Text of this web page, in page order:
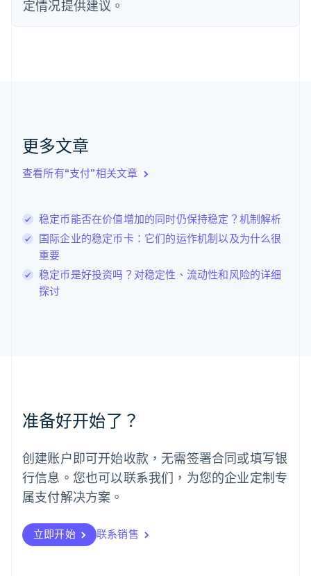
定情况提供建议。
更多文章
查看所有“支付”相关文章
稳定币能否在价值增加的同时仍保持稳定？机制解析
国际企业的稳定币卡：它们的运作机制以及为什么很
重要
稳定币是好投资吗？对稳定性、流动性和风险的详细
探讨
准备好开始了？
创建账户即可开始收款，无需签署合同或填写银
行信息。您也可以联系我们，为您的企业定制专
属支付解决方案。
立即开始 联系销售
FrançaisEnglish
芬兰
克罗地亚
EnglishItaliano
拉脱维亚
English
列支敦士登
DeutschEnglish
卢森堡
Français
罗马尼亚
English
挪威
葡萄牙
Português English
日本
日本語English
瑞典
瑞士
DeutschFrançais